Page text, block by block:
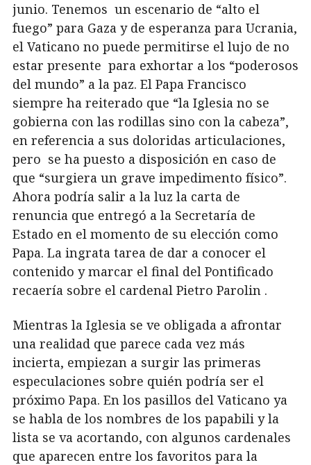
junio. Tenemos un escenario de “alto el
fuego” para Gaza y de esperanza para Ucrania,
el Vaticano no puede permitirse el lujo de no
estar presente para exhortar a los “poderosos
del mundo” a la paz. El Papa Francisco
siempre ha reiterado que “la Iglesia no se
gobierna con las rodillas sino con la cabeza”,
en referencia a sus doloridas articulaciones,
pero se ha puesto a disposición en caso de
que “surgiera un grave impedimento físico”.
Ahora podría salir a la luz la carta de
renuncia que entregó a la Secretaría de
Estado en el momento de su elección como
Papa. La ingrata tarea de dar a conocer el
contenido y marcar el final del Pontificado
recaería sobre el cardenal Pietro Parolin .
Mientras la Iglesia se ve obligada a afrontar
una realidad que parece cada vez más
incierta, empiezan a surgir las primeras
especulaciones sobre quién podría ser el
próximo Papa. En los pasillos del Vaticano ya
se habla de los nombres de los papabili y la
lista se va acortando, con algunos cardenales
que aparecen entre los favoritos para la